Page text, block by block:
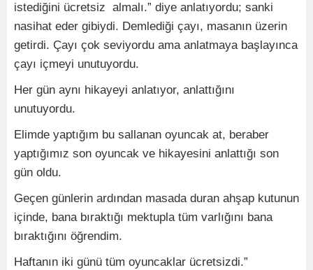
istediğini ücretsiz almalı.” diye anlatıyordu; sanki
nasihat eder gibiydi. Demlediği çayı, masanın üzerin
getirdi. Çayı çok seviyordu ama anlatmaya başlayınca
çayı içmeyi unutuyordu.
Her gün aynı hikayeyi anlatıyor, anlattığını
unutuyordu.
Elimde yaptığım bu sallanan oyuncak at, beraber
yaptığımız son oyuncak ve hikayesini anlattığı son
gün oldu.
Geçen günlerin ardından masada duran ahşap kutunun
içinde, bana bıraktığı mektupla tüm varlığını bana
bıraktığını öğrendim.
Haftanın iki günü tüm oyuncaklar ücretsizdi.”